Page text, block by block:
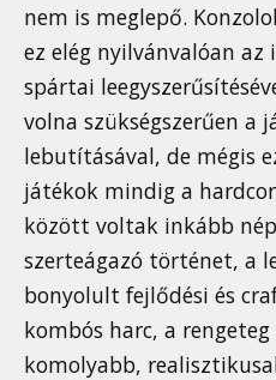
nem is meglepő.
ez elég nyilvánvalóan az
spártai
volna szükségszerűen a
lebutításával, de mégis
játékok mindig a
között voltak inkább
szerteágazó történet, a
bonyolult fejlődési és
kombós harc, a
komolyabb,